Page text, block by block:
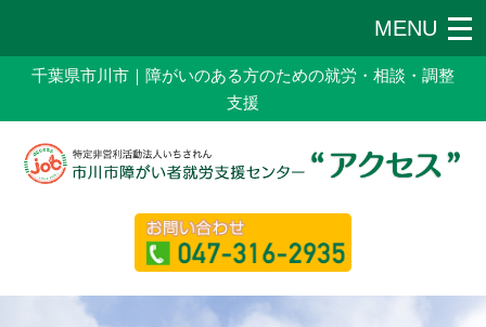
千葉県市川市｜障がいのある方のための就労・相談・調整
支援